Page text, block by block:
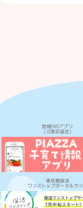
地域SNSアプリ
（江東区協定）
東京都保活
ワンストップポータルサ